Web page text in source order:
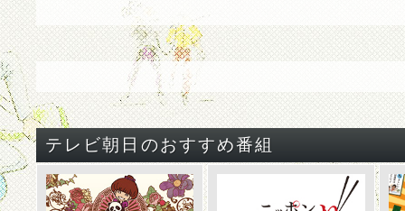
テレビ朝日のおすすめ番組